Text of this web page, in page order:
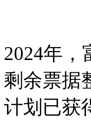
2024年
剩余票据
计划已获